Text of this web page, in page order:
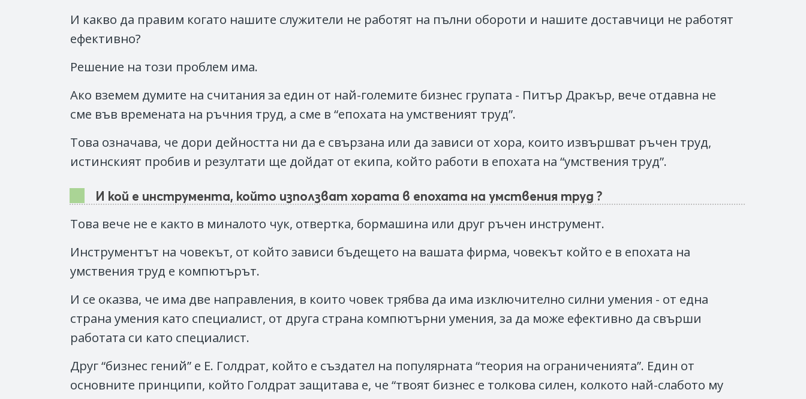
И какво да правим когато нашите служители не работят на пълни обороти и нашите доставчици не работят
ефективно?
Решение на този проблем има.
Ако вземем думите на считания за един от най-големите бизнес групата - Питър Дракър, вече отдавна не
сме във времената на ръчния труд, а сме в “епохата на умственият труд”.
Това означава, че дори дейността ни да е свързана или да зависи от хора, които извършват ръчен труд,
истинският пробив и резултати ще дойдат от екипа, който работи в епохата на “умствения труд”.
И кой е инструмента, който използват хората в епохата на умствения труд ?
Това вече не е както в миналото чук, отвертка, бормашина или друг ръчен инструмент.
Инструментът на човекът, от който зависи бъдещето на вашата фирма, човекът който е в епохата на
умствения труд е компютърът.
И се оказва, че има две направления, в които човек трябва да има изключително силни умения - от една
страна умения като специалист, от друга страна компютърни умения, за да може ефективно да свърши
работата си като специалист.
Друг “бизнес гений” е Е. Голдрат, който е създател на популярната “теория на ограниченията”. Един от
основните принципи, който Голдрат защитава е, че “твоят бизнес е толкова силен, колкото най-слабото му